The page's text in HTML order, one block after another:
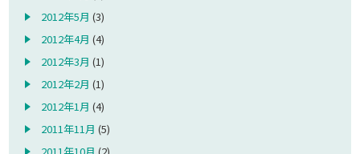
2012年5月 (3)
2012年4月 (4)
2012年3月 (1)
2012年2月 (1)
2012年1月 (4)
2011年11月 (5)